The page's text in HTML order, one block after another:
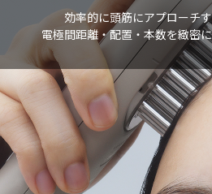
効率的に頭筋にアプローチ
電極間距離・配置・本数を緻密